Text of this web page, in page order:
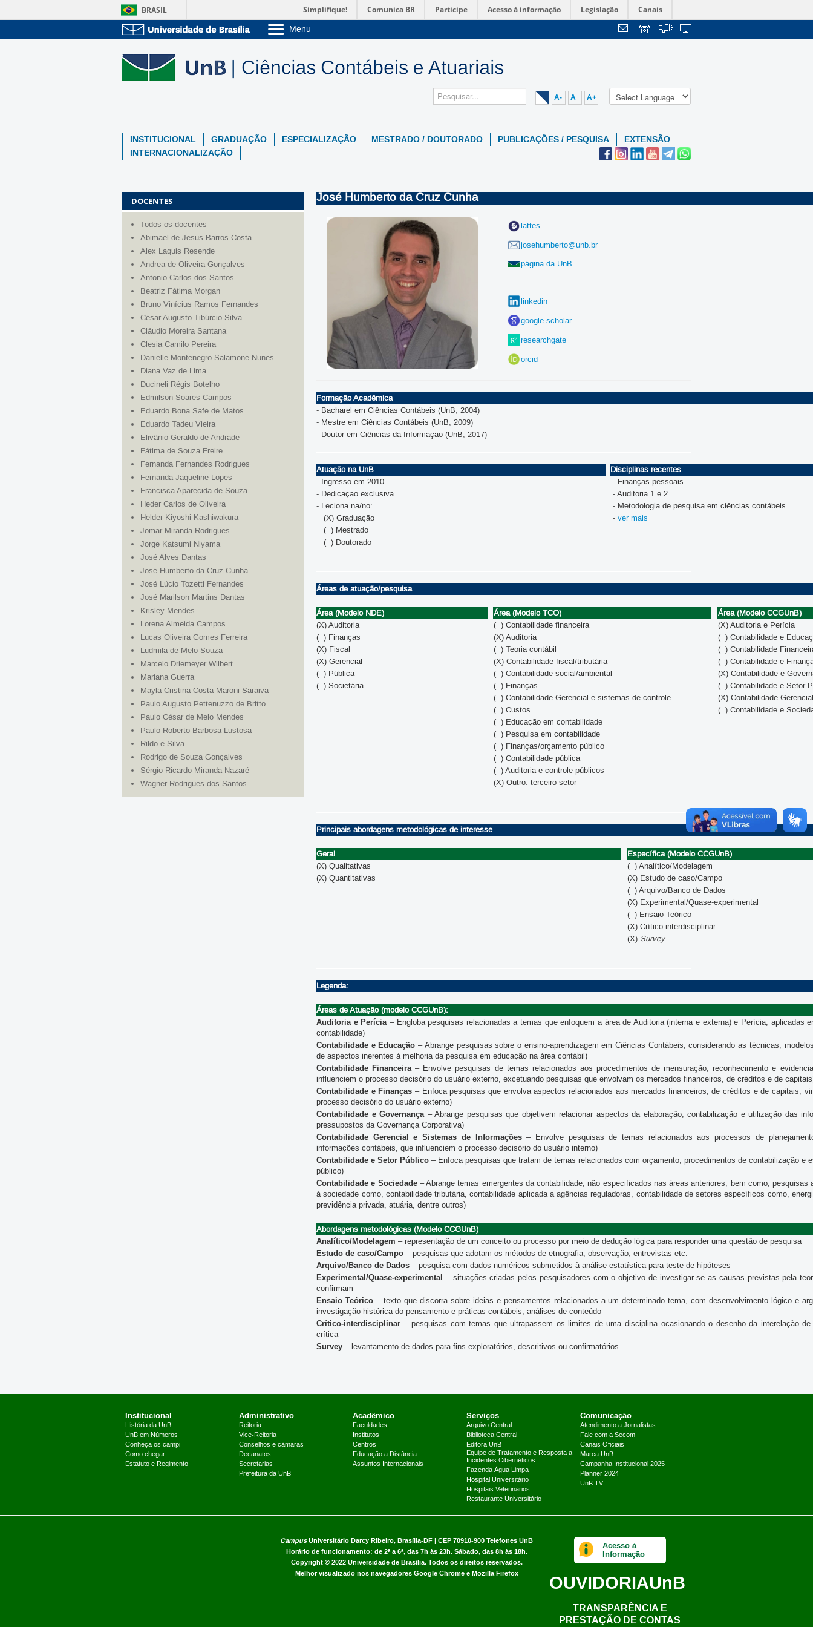
BRASIL Simplifique! Comunica BR Participe Acesso à informação Legislação Canais
Menu
Estude na UnB
A- A A+
INSTITUCIONAL GRADUAÇÃO ESPECIALIZAÇÃO MESTRADO / DOUTORADO PUBLICAÇÕES / PESQUISA
EXTENSÃO
INTERNACIONALIZAÇÃO
DOCENTES
Todos os docentes
Abimael de Jesus Barros Costa
Alex Laquis Resende
Andrea de Oliveira Gonçalves
Antonio Carlos dos Santos
Beatriz Fátima Morgan
Bruno Vinícius Ramos Fernandes
César Augusto Tibúrcio Silva
Cláudio Moreira Santana
Clesia Camilo Pereira
Danielle Montenegro Salamone Nunes
Diana Vaz de Lima
Ducineli Régis Botelho
Edmilson Soares Campos
Eduardo Bona Safe de Matos
Eduardo Tadeu Vieira
Elivânio Geraldo de Andrade
Fátima de Souza Freire
Fernanda Fernandes Rodrigues
Fernanda Jaqueline Lopes
Francisca Aparecida de Souza
Heder Carlos de Oliveira
Helder Kiyoshi Kashiwakura
Jomar Miranda Rodrigues
Jorge Katsumi Niyama
José Alves Dantas
José Humberto da Cruz Cunha
José Lúcio Tozetti Fernandes
José Marilson Martins Dantas
Krisley Mendes
Lorena Almeida Campos
Lucas Oliveira Gomes Ferreira
Ludmila de Melo Souza
Marcelo Driemeyer Wilbert
Mariana Guerra
Mayla Cristina Costa Maroni Saraiva
Paulo Augusto Pettenuzzo de Britto
Paulo César de Melo Mendes
Paulo Roberto Barbosa Lustosa
Rildo e Silva
Rodrigo de Souza Gonçalves
Sérgio Ricardo Miranda Nazaré
Wagner Rodrigues dos Santos
José Humberto da Cruz Cunha
lattes
josehumberto@unb.br
página da UnB
linkedin
google scholar
researchgate
orcid
Formação Acadêmica
- Bacharel em Ciências Contábeis (UnB, 2004)
- Mestre em Ciências Contábeis (UnB, 2009)
- Doutor em Ciências da Informação (UnB, 2017)
Atuação na UnB
Disciplinas recentes
- Ingresso em 2010
- Finanças pessoais
- Dedicação exclusiva
- Auditoria 1 e 2
- Leciona na/no:
- Metodologia de pesquisa em ciências contábeis
(X) Graduação
- ver mais
( ) Mestrado
( ) Doutorado
Áreas de atuação/pesquisa
Área (Modelo NDE) Área (Modelo TCO)
Área (Modelo CCGUnB)
(X) Auditoria
( ) Contabilidade financeira
(X) Auditoria e Perícia
( ) Finanças
(X) Auditoria
( ) Contabilidade e
(X) Fiscal
( ) Teoria contábil
( ) Contabilidade
(X) Gerencial
(X) Contabilidade fiscal/tributária
( ) Contabilidade e
( ) Pública
( ) Contabilidade social/ambiental
(X) Contabilidade e
( ) Societária
( ) Finanças
( ) Contabilidade e Setor
( ) Contabilidade Gerencial e sistemas de controle
(X) Contabilidade
( ) Custos
( ) Contabilidade e
( ) Educação em contabilidade
( ) Pesquisa em contabilidade
( ) Finanças/orçamento público
( ) Contabilidade pública
( ) Auditoria e controle públicos
(X) Outro: terceiro setor
Principais abordagens metodológicas de interesse
Geral
Específica (Modelo CCGUnB)
(X) Qualitativas
( ) Analítico/Modelagem
(X) Quantitativas
(X) Estudo de caso/Campo
( ) Arquivo/Banco de Dados
(X) Experimental/Quase-experimental
( ) Ensaio Teórico
(X) Crítico-interdisciplinar
(X) Survey
Legenda:
Áreas de Atuação (modelo CCGUnB):
Auditoria e Perícia – Engloba pesquisas relacionadas a temas que enfoquem a área de Auditoria (interna e externa) e Perícia, aplicadas
contabilidade)
Contabilidade e Educação – Abrange pesquisas sobre o ensino-aprendizagem em Ciências Contábeis, considerando as técnicas,
de aspectos inerentes à melhoria da pesquisa em educação na área contábil)
Contabilidade Financeira – Envolve pesquisas de temas relacionados aos procedimentos de mensuração, reconhecimento e
influenciem o processo decisório do usuário externo, excetuando pesquisas que envolvam os mercados financeiros, de créditos e de
Contabilidade e Finanças – Enfoca pesquisas que envolva aspectos relacionados aos mercados financeiros, de créditos e de capitais,
processo decisório do usuário externo)
Contabilidade e Governança – Abrange pesquisas que objetivem relacionar aspectos da elaboração, contabilização e utilização das
pressupostos da Governança Corporativa)
Contabilidade Gerencial e Sistemas de Informações– Envolve pesquisas de temas relacionados aos processos de
informações contábeis, que influenciem o processo decisório do usuário interno)
Contabilidade e Setor Público – Enfoca pesquisas que tratam de temas relacionados com orçamento, procedimentos de contabilização e
público)
Contabilidade e Sociedade– Abrange temas emergentes da contabilidade, não especificados nas áreas anteriores, bem como, pesquisas
à sociedade como, contabilidade tributária, contabilidade aplicada a agências reguladoras, contabilidade de setores específicos como,
previdência privada, atuária, dentre outros)
Abordagens metodológicas (Modelo CCGUnB)
Analítico/Modelagem – representação de um conceito ou processo por meio de dedução lógica para responder uma questão de pesquisa
Estudo de caso/Campo – pesquisas que adotam os métodos de etnografia, observação, entrevistas etc.
Arquivo/Banco de Dados – pesquisa com dados numéricos submetidos à análise estatística para teste de hipóteses
Experimental/Quase-experimental – situações criadas pelos pesquisadores com o objetivo de investigar se as causas previstas pela
confirmam
Ensaio Teórico– texto que discorra sobre ideias e pensamentos relacionados a um determinado tema, com desenvolvimento lógico e
investigação histórica do pensamento e práticas contábeis; análises de conteúdo
Crítico-interdisciplinar – pesquisas com temas que ultrapassem os limites de uma disciplina ocasionando o desenho da interelação
crítica
Survey – levantamento de dados para fins exploratórios, descritivos ou confirmatórios
Institucional
História da UnB
UnB em Números
Conheça os campi
Como chegar
Estatuto e Regimento
Administrativo
Reitoria
Vice-Reitoria
Conselhos e câmaras
Decanatos
Secretarias
Prefeitura da UnB
Acadêmico
Faculdades
Institutos
Centros
Educação a Distância
Assuntos Internacionais
Serviços
Arquivo Central
Biblioteca Central
Editora UnB
Equipe de Tratamento e Resposta a
Incidentes Cibernéticos
Fazenda Água Limpa
Hospital Universitário
Hospitais Veterinários
Restaurante Universitário
Comunicação
Atendimento a Jornalistas
Fale com a Secom
Canais Oficiais
Marca UnB
Campanha Institucional 2025
Planner 2024
UnB TV
CampusUniversitário Darcy Ribeiro, Brasília-DF | CEP 70910-900 Telefones UnB
Horário de funcionamento: de 2ª a 6ª, das 7h às 23h. Sábado, das 8h às 18h.
Copyright © 2022 Universidade de Brasília. Todos os direitos reservados.
Melhor visualizado nos navegadores Google Chrome e Mozilla Firefox
Acesso à
Informação
OUVIDORIAUnB
TRANSPARÊNCIA E
PRESTAÇÃO DE CONTAS